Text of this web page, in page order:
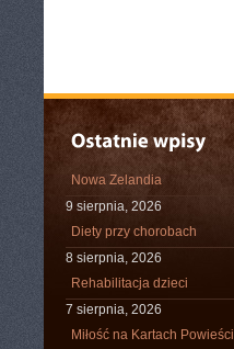
Nowa Zelandia
9 sierpnia, 2026
Diety przy chorobach
8 sierpnia, 2026
Rehabilitacja dzieci
7 sierpnia, 2026
Miłość na Kartach Powieści